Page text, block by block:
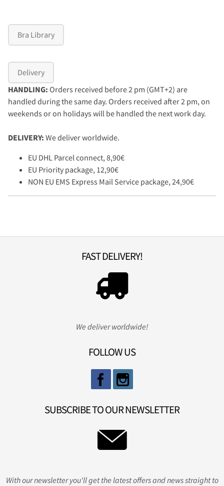
Bra Library
Delivery
HANDLING: Orders received before 2 pm (GMT+2) are
handled during the same day. Orders received after 2 pm, on
weekends or on holidays will be handled the next work day.
DELIVERY: We deliver worldwide.
EU DHL Parcel connect, 8,90€
EU Priority package, 12,90€
NON EU EMS Express Mail Service package, 24,90€
FAST DELIVERY!
We deliver worldwide!
FOLLOW US
SUBSCRIBE TO OUR NEWSLETTER
With our newsletter you'll get the latest offers and news straight to